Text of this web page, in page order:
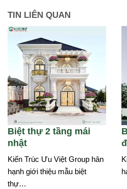
TIN LIÊN QUAN
Biệt thự 2 tầng mái
nhật
Kiến Trúc Ưu Việt Group hân
hạnh giới thiệu mẫu biệt
thự…